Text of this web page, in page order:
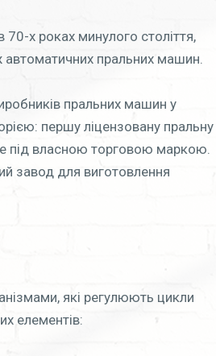
х роках минулого століття,
автоматичних пральних машин.
пральних машин у
першу ліцензовану пральну
під власною торговою маркою.
завод для виготовлення
які регулюють цикли
елементів: